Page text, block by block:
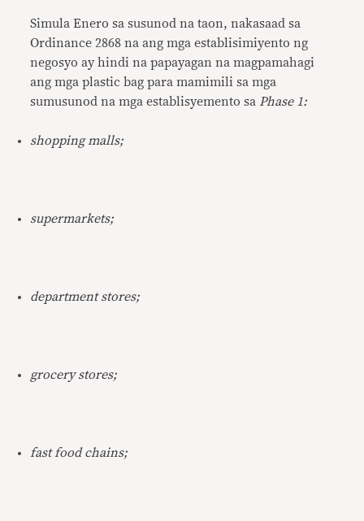
Simula Enero sa susunod na taon, nakasaad sa
Ordinance 2868 na ang mga establisimiyento ng
negosyo ay hindi na papayagan na magpamahagi
ang mga plastic bag para mamimili sa mga
sumusunod na mga establisyemento sa Phase 1:
shopping malls;
supermarkets;
department stores;
grocery stores;
fast food chains;